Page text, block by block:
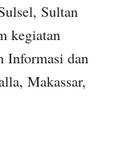
Sultan
kegiatan
Informasi dan
Makassar,